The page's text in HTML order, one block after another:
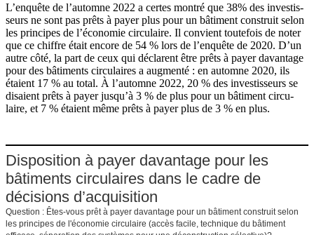
L’enquête de l’automne 2022 a certes montré que 38% des inves­tis­
seurs ne sont pas prêts à payer plus pour un bâtiment construit selon
les principes de l’économie circu­laire. Il convient toutefois de noter
que ce chiffre était encore de 54 % lors de l’enquête de 2020. D’un
autre côté, la part de ceux qui déclarent être prêts à payer davantage
pour des bâtiments circu­laires a augmenté : en automne 2020, ils
étaient 17 % au total. À l’automne 2022, 20 % des inves­tis­seurs se
disaient prêts à payer jusqu’à 3 % de plus pour un bâtiment circu­
laire, et 7 % étaient même prêts à payer plus de 3 % en plus.